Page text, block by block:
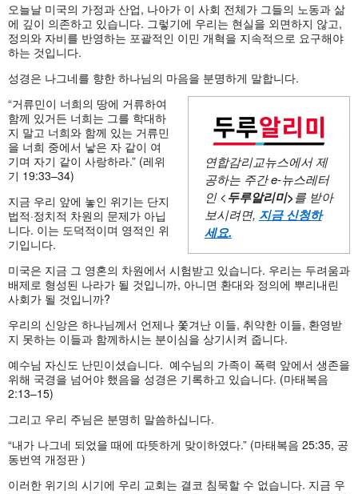
오늘날 미국의 가정과 산업, 나아가 이 사회 전체가 그들의 노동과 삶
에 깊이 의존하고 있습니다. 그렇기에 우리는 현실을 외면하지 않고,
정의와 자비를 반영하는 포괄적인 이민 개혁을 지속적으로 요구해야
하는 것입니다.
성경은 나그네를 향한 하나님의 마음을 분명하게 말합니다.
연합감리교뉴스에서 제
공하는 주간e-뉴스레터
인 <두루알리미>를 받아
보시려면, 지금 신청하
세요.
“거류민이 너희의 땅에 거류하여
함께 있거든 너희는 그를 학대하
지 말고 너희와 함께 있는 거류민
을 너희 중에서 낳은 자 같이 여
기며 자기 같이 사랑하라.” (레위
기 19:33–34)
지금 우리 앞에 놓인 위기는 단지
법적·정치적 차원의 문제가 아닙
니다. 이는 도덕적이며 영적인 위
기입니다.
미국은 지금 그 영혼의 차원에서 시험받고 있습니다. 우리는 두려움과
배제로 형성된 나라가 될 것입니까, 아니면 환대와 정의에 뿌리내린
사회가 될 것입니까?
우리의 신앙은 하나님께서 언제나 쫓겨난 이들, 취약한 이들, 환영받
지 못하는 이들과 함께하시는 분이심을 상기시켜 줍니다.
예수님 자신도 난민이셨습니다. 예수님의 가족이 폭력 앞에서 생존을
위해 국경을 넘어야 했음을 성경은 기록하고 있습니다. (마태복음
2:13–15)
그리고 우리 주님은 분명히 말씀하십니다.
“내가 나그네 되었을 때에 따뜻하게 맞이하였다.” (마태복음 25:35, 공
동번역 개정판 )
이러한 위기의 시기에 우리 교회는 결코 침묵할 수 없습니다. 지금 우